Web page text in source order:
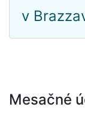
v
Mesačné